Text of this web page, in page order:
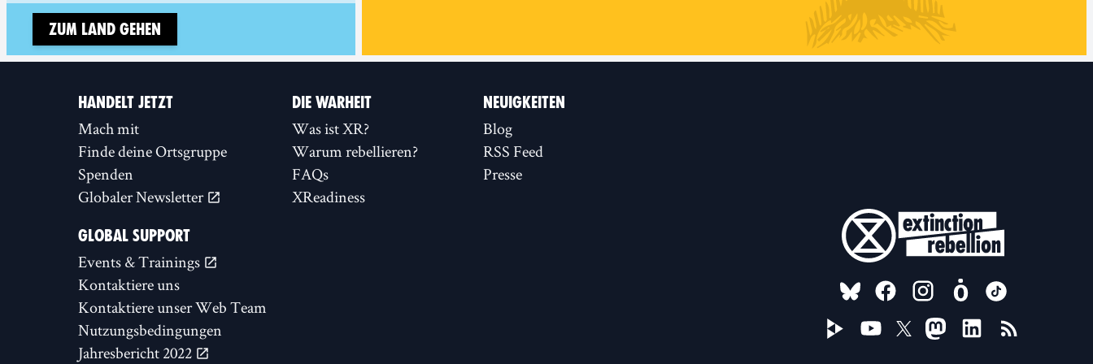
Zum Land gehen
HANDELT JETZT
Mach mit
Finde deine Ortsgruppe
Spenden
Globaler Newsletter
DIE WARHEIT
Was ist XR?
Warum rebellieren?
FAQs
XReadiness
NEUIGKEITEN
Blog
RSS Feed
Presse
GLOBAL SUPPORT
Events & Trainings
Kontaktiere uns
Kontaktiere unser Web Team
Nutzungsbedingungen
Jahresbericht 2022
FOLLOW US ON